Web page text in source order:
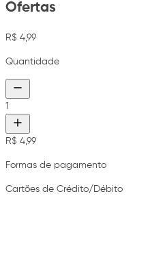
Ofertas
R$ 4,99
Quantidade
1
R$ 4,99
Formas de pagamento
Cartões de Crédito/Débito